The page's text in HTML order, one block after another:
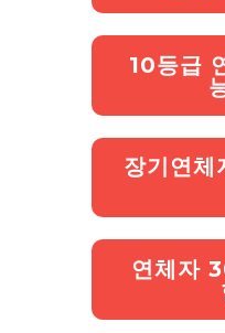
10등급
장기연체
연체자